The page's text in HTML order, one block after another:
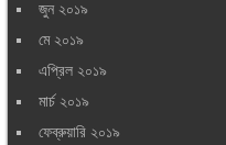
জুন ২০১৯
মে ২০১৯
এপ্রিল ২০১৯
মার্চ ২০১৯
ফেব্রুয়ারি ২০১৯